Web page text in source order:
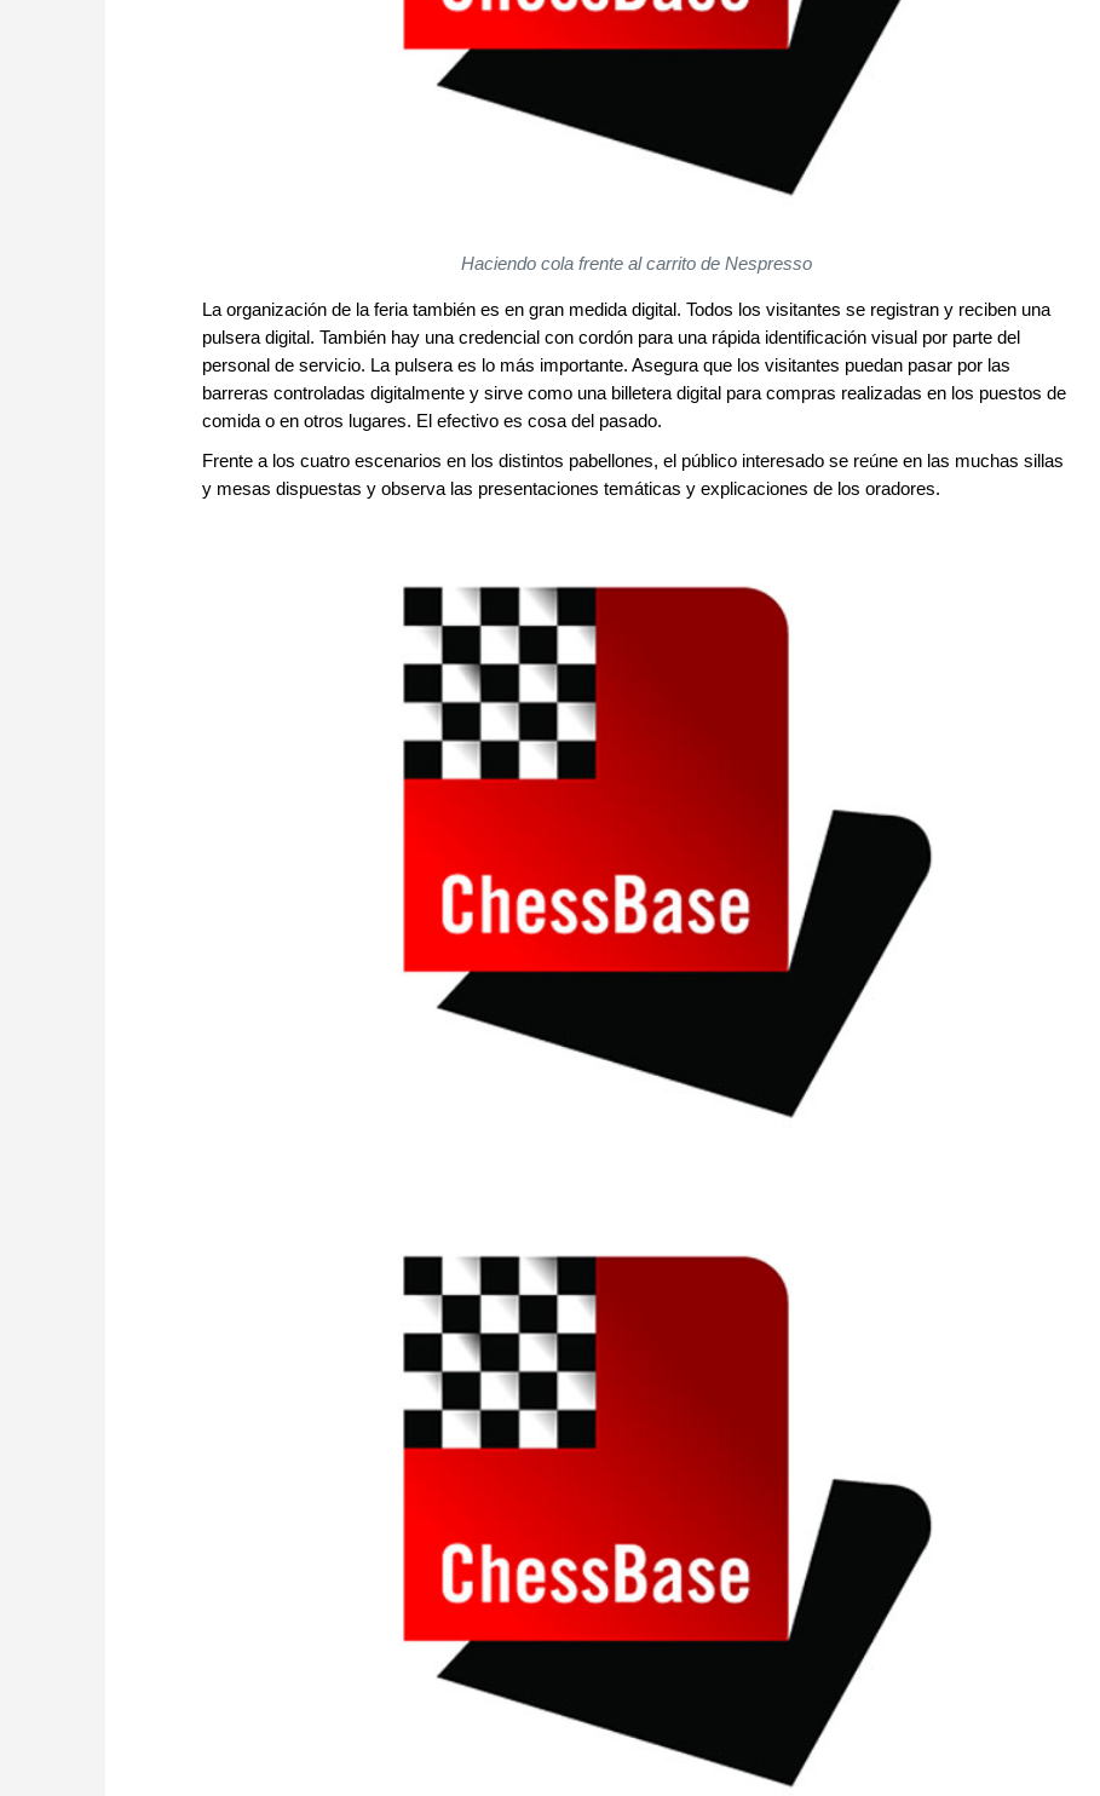
Haciendo cola frente al carrito de Nespresso
La organización de la feria también es en gran medida digital. Todos los visitantes se registran y reciben una
pulsera digital. También hay una credencial con cordón para una rápida identificación visual por parte del
personal de servicio. La pulsera es lo más importante. Asegura que los visitantes puedan pasar por las
barreras controladas digitalmente y sirve como una billetera digital para compras realizadas en los puestos de
comida o en otros lugares. El efectivo es cosa del pasado.
Frente a los cuatro escenarios en los distintos pabellones, el público interesado se reúne en las muchas sillas
y mesas dispuestas y observa las presentaciones temáticas y explicaciones de los oradores.